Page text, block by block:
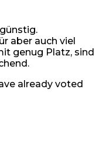
aber auch viel
genug Platz, sind
already voted